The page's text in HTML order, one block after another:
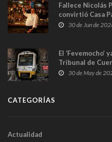
Fallece Nicolás
convirtió Casa
en Madrid
30 de Jun de
El ‘Fevemocho’
Tribunal de
sobrecoste de
30 de May de
CATEGORÍAS
Actualidad